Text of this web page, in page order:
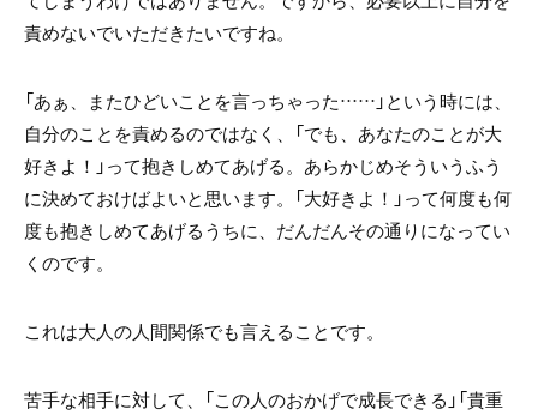
責めないでいただきたいですね。
「あぁ、またひどいことを言っちゃった……」という時には、
自分のことを責めるのではなく、「でも、あなたのことが大
好きよ！」って抱きしめてあげる。あらかじめそういうふう
に決めておけばよいと思います。「大好きよ！」って何度も何
度も抱きしめてあげるうちに、だんだんその通りになってい
くのです。
これは大人の人間関係でも言えることです。
苦手な相手に対して、「この人のおかげで成長できる」「貴重